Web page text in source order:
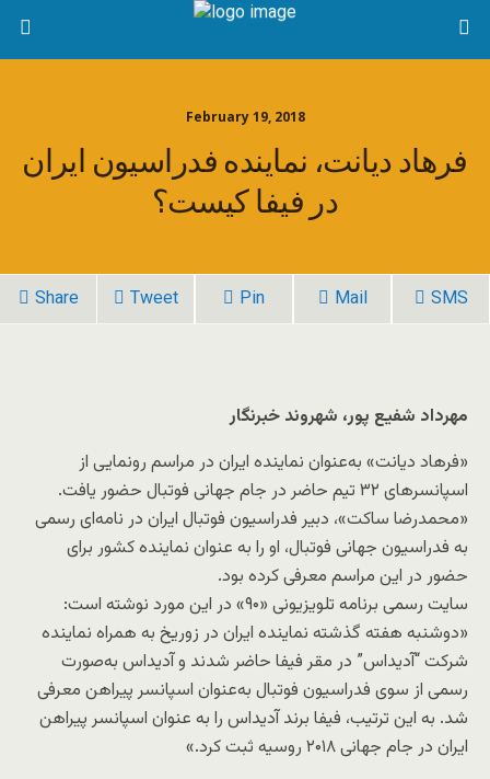
February 19, 2018
فرهاد دیانت، نماینده فدراسیون ایران
در فیفا کیست؟
Share Tweet Pin Mail SMS
مهرداد شفیع پور، شهروند خبرنگار
«فرهاد دیانت» به‌عنوان نماینده ایران در مراسم رونمایی از
اسپانسرهای ۳۲ تیم حاضر در جام جهانی فوتبال حضور یافت.
«محمدرضا ساکت»، دبیر فدراسیون فوتبال ایران در نامه‌ای رسمی
به فدراسیون جهانی فوتبال، او را به ‌عنوان نماینده کشور برای
حضور در این مراسم معرفی کرده بود.
سایت رسمی برنامه تلویزیونی «۹۰» در این مورد نوشته است:
«دوشنبه هفته گذشته نماینده ایران در زوریخ به همراه نماینده
شرکت “آدیداس” در مقر فیفا حاضر شدند و آدیداس به‌صورت
رسمی از سوی فدراسیون فوتبال به‌عنوان اسپانسر پیراهن معرفی
شد. به‌ این‌ ترتیب، فیفا برند آدیداس را به ‌عنوان اسپانسر پیراهن
ایران در جام جهانی ۲۰۱۸ روسیه ثبت کرد.»